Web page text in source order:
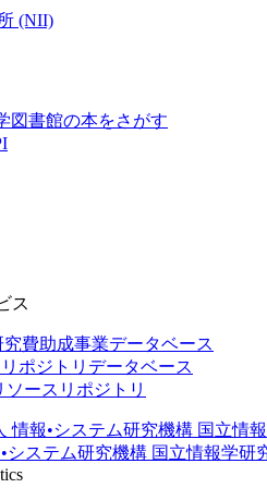
(NII)
図書館の本をさがす
ス
費助成事業データベース
ポジトリデータベース
ースリポジトリ
システム研究機構 国立情報学研